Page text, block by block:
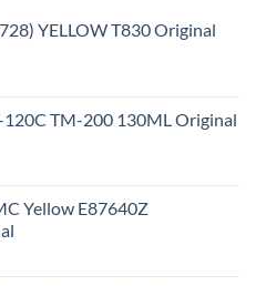
YELLOW T830 Original
TM-200 130ML Original
Yellow E87640Z